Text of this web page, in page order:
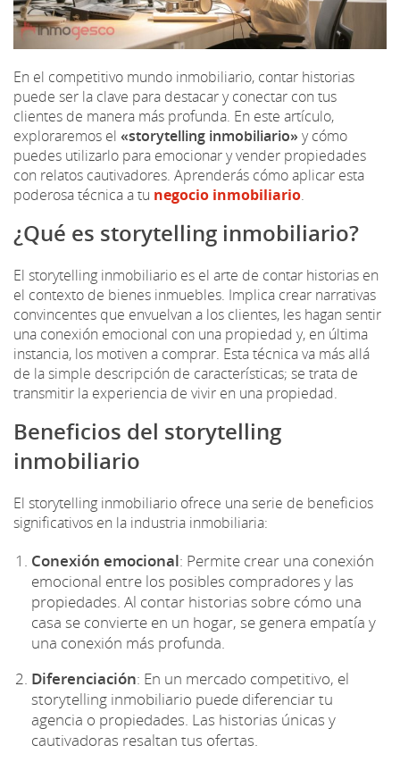
En el competitivo mundo inmobiliario, contar historias
puede ser la clave para destacar y conectar con tus
clientes de manera más profunda. En este artículo,
exploraremos el «storytelling inmobiliario»y cómo
puedes utilizarlo para emocionar y vender propiedades
con relatos cautivadores. Aprenderás cómo aplicar esta
poderosa técnica a tu negocio inmobiliario.
¿Qué es storytelling inmobiliario?
El storytelling inmobiliario es el arte de contar historias en
el contexto de bienes inmuebles. Implica crear narrativas
convincentes que envuelvan a los clientes, les hagan sentir
una conexión emocional con una propiedad y, en última
instancia, los motiven a comprar. Esta técnica va más allá
de la simple descripción de características; se trata de
transmitir la experiencia de vivir en una propiedad.
Beneficios del storytelling
inmobiliario
El storytelling inmobiliario ofrece una serie de beneficios
significativos en la industria inmobiliaria:
Conexión emocional: Permite crear una conexión
emocional entre los posibles compradores y las
propiedades. Al contar historias sobre cómo una
casa se convierte en un hogar, se genera empatía y
una conexión más profunda.
Diferenciación: En un mercado competitivo, el
storytelling inmobiliario puede diferenciar tu
agencia o propiedades. Las historias únicas y
cautivadoras resaltan tus ofertas.